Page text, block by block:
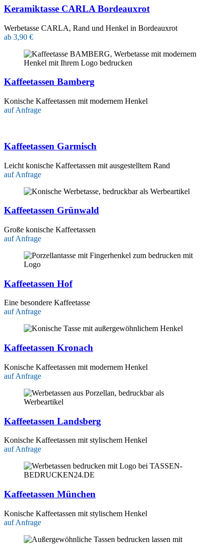
Keramiktasse CARLA Bordeauxrot
Werbetasse CARLA, Rand und Henkel in Bordeauxrot
ab 3,90 €
Kaffeetassen Bamberg
Konische Kaffeetassen mit modernem Henkel
auf Anfrage
Kaffeetassen Garmisch
Leicht konische Kaffeetassen mit ausgestelltem Rand
auf Anfrage
Kaffeetassen Grünwald
Große konische Kaffeetassen
auf Anfrage
Kaffeetassen Hof
Eine besondere Kaffeetasse
auf Anfrage
Kaffeetassen Kronach
Konische Kaffeetassen mit modernem Henkel
auf Anfrage
Kaffeetassen Landsberg
Konische Kaffeetassen mit stylischem Henkel
auf Anfrage
Kaffeetassen München
Konische Kaffeetassen mit stylischem Henkel
auf Anfrage